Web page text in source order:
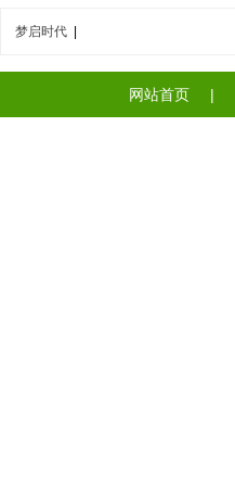
梦启时代
网站首页 |